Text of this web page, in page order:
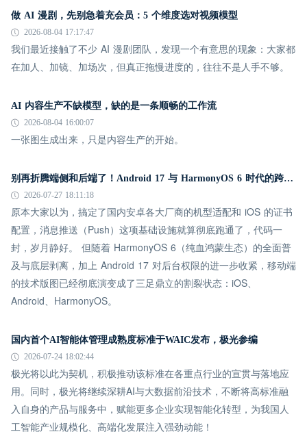
做 AI 漫剧，先别急着充会员：5 个维度选对视频模型
2026-08-04 17:17:47
我们最近接触了不少 AI 漫剧团队，发现一个有意思的现象：大家都
在加人、加镜、加场次，但真正拖慢进度的，往往不是人手不够。
AI 内容生产不缺模型，缺的是一条顺畅的工作流
2026-08-04 16:00:07
一张图生成出来，只是内容生产的开始。
别再折腾端侧和后端了！Android 17 与 HarmonyOS 6 时代的跨平台推送指南
2026-07-27 18:11:18
原本大家以为，搞定了国内安卓各大厂商的机型适配和 iOS 的证书
配置，消息推送（Push）这项基础设施就算彻底跑通了，代码一
封，岁月静好。 但随着 HarmonyOS 6（纯血鸿蒙生态）的全面普
及与底层剥离，加上 Android 17 对后台权限的进一步收紧，移动端
的技术版图已经彻底演变成了三足鼎立的割裂状态：iOS、
Android、HarmonyOS。
国内首个AI智能体管理成熟度标准于WAIC发布，极光参编
2026-07-24 18:02:44
极光将以此为契机，积极推动该标准在各重点行业的宣贯与落地应
用。同时，极光将继续深耕AI与大数据前沿技术，不断将高标准融
入自身的产品与服务中，赋能更多企业实现智能化转型，为我国人
工智能产业规模化、高端化发展注入强劲动能！